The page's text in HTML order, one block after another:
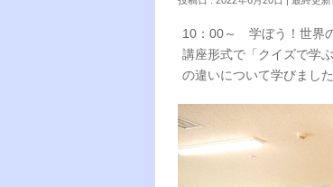
10：00～ 学ぼう！世界
講座形式で「クイズで学
の違いについて学びました